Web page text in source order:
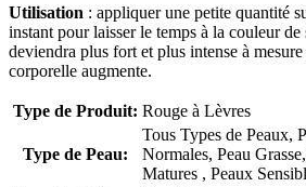
Utilisation : appliquer une petite quantité
instant pour laisser le temps à la couleur
deviendra plus fort et plus intense à
corporelle augmente.
Type de Produit: Rouge à Lèvres
Type de Peau:
Tous Types de Peaux,
Normales, Peau
Matures , Peaux